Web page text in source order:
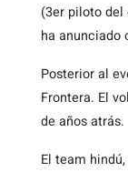
(3er piloto del
ha anunciado
Posterior al
Frontera. El
de años atrás.
El team